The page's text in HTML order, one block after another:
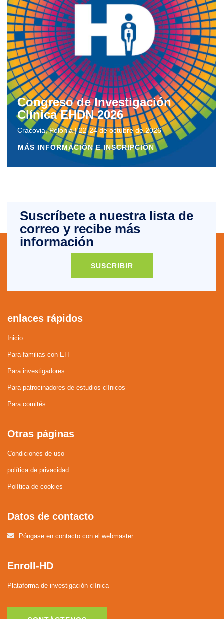
Congreso de Investigación
Clínica EHDN 2026
Cracovia, Polonia | 22-24 de octubre de 2026
MÁS INFORMACIÓN E INSCRIPCIÓN
Suscríbete a nuestra lista de
correo y recibe más
información
SUSCRIBIR
enlaces rápidos
Inicio
Para familias con EH
Para investigadores
Para patrocinadores de estudios clínicos
Para comités
Otras páginas
Condiciones de uso
política de privacidad
Política de cookies
Datos de contacto
Póngase en contacto con el webmaster
Enroll-HD
Plataforma de investigación clínica